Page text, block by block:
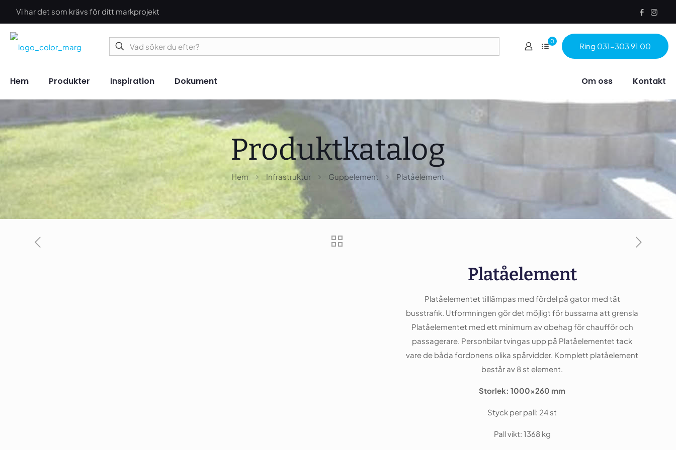
Vi har det som krävs för ditt markprojekt
0
Ring 031-303 91 00
Hem Produkter Inspiration Dokument Om oss Kontakt
Produktkatalog
Hem Infrastruktur Guppelement Platåelement
Platåelement
Platåelementet tilllämpas med fördel på gator med tät
busstrafik. Utformningen gör det möjligt för bussarna att grensla
Platåelementet med ett minimum av obehag för chaufför och
passagerare. Personbilar tvingas upp på Platåelementet tack
vare de båda fordonens olika spårvidder. Komplett platåelement
består av 8 st element.
Storlek: 1000×260 mm
Styck per pall: 24 st
Pall vikt: 1368 kg